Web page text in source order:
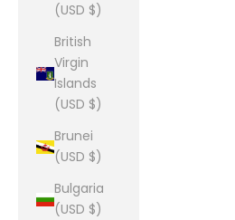
(USD $)
British
Virgin
Islands
(USD $)
Brunei
(USD $)
Bulgaria
(USD $)